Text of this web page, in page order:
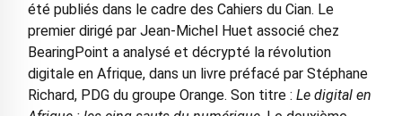
été publiés dans le cadre des Cahiers du Cian. Le
premier dirigé par Jean-Michel Huet associé chez
BearingPoint a analysé et décrypté la révolution
digitale en Afrique, dans un livre préfacé par Stéphane
Richard, PDG du groupe Orange. Son titre : Le digital en